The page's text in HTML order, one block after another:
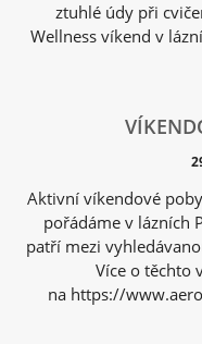
ztuhlé údy při
Wellness víkend v
Aktivní víkendové
pořádáme v lázních
patří mezi
Více o těchto
na https://